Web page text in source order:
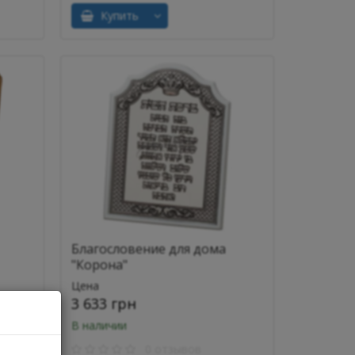
Купить
Благословение для дома
"Корона"
Цена
3 633 грн
В наличии